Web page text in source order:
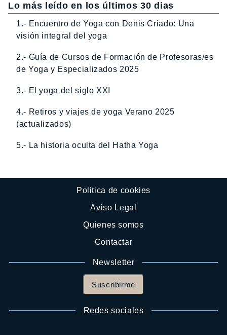
Lo más leído en los últimos 30 dias
1.- Encuentro de Yoga con Denis Criado: Una
visión integral del yoga
2.- Guía de Cursos de Formación de Profesoras/es
de Yoga y Especializados 2025
3.- El yoga del siglo XXI
4.- Retiros y viajes de yoga Verano 2025
(actualizados)
5.- La historia oculta del Hatha Yoga
Politica de cookies
Aviso Legal
Quienes somos
Contactar
Newsletter
Suscribirme
Redes sociales